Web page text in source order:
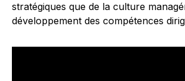
stratégiques que de la culture
développement des compétences